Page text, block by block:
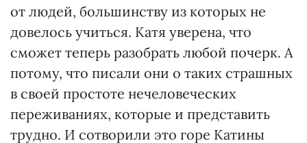
от людей, большинству из которых не
довелось учиться. Катя уверена, что
сможет теперь разобрать любой почерк. А
потому, что писали они о таких страшных
в своей простоте нечеловеческих
переживаниях, которые и представить
трудно. И сотворили это горе Катины